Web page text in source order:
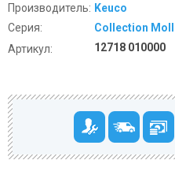
Производитель: Keuco
Серия:
Collection Moll
Артикул:
12718 010000